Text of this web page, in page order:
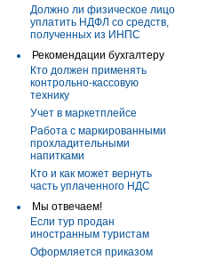
Должно ли физическое лицо
уплатить НДФЛ со средств,
полученных из ИНПС
Рекомендации бухгалтеру
Кто должен применять
контрольно-кассовую
технику
Учет в маркетплейсе
Работа с маркированными
прохладительными
напитками
Кто и как может вернуть
часть уплаченного НДС
Мы отвечаем!
Если тур продан
иностранным туристам
Оформляется приказом